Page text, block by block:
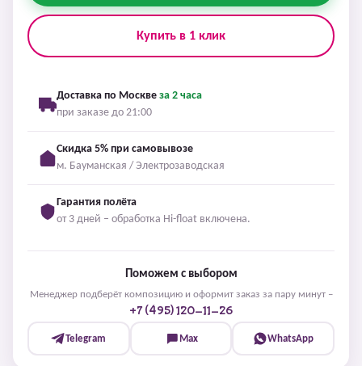
Купить в 1 клик
Доставка по Москве за 2 часа
при заказе до 21:00
Скидка 5% при самовывозе
м. Бауманская / Электрозаводская
Гарантия полёта
от 3 дней – обработка Hi-float включена.
Поможем с выбором
Менеджер подберёт композицию и оформит заказ за пару минут –
+7 (495) 120-11-26
Telegram Max WhatsApp